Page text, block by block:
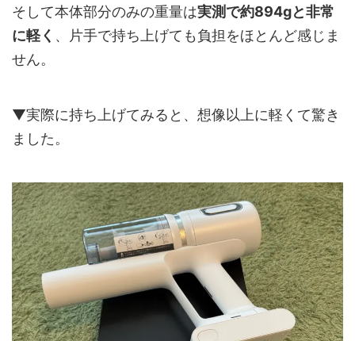
そして本体部分のみの重量は実測で約894gと非常
に軽く 、片手で持ち上げても負担をほとんど感じま
せん。
▼実際に持ち上げてみると、想像以上に軽くて驚き
ました。